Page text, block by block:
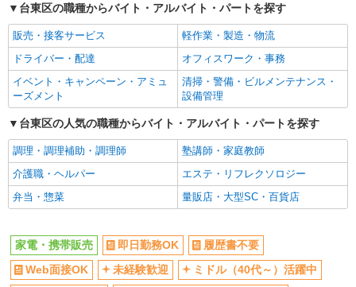
ミドル（40代～）活躍中
英語が活かせる
語学力を活かせる（英語以外）
ボーナス・賞与あり
昇給あり
10時～勤務OK
髪型・髪色自由
ネイルOK
ピアスOK
車通勤OK
バイク通勤OK
交通費支給
社会保険あり
入社祝い金あり
各種手当（家族・役職・インセン
ティブなど）あり
制服貸与
販売・接客サービス
家電・携帯販売
台東区の職種からバイト・アルバイト・パートを探す
販売・接客サービス
軽作業・製造・物流
ドライバー・配達
オフィスワーク・事務
イベント・キャンペーン・アミュ
ーズメント
清掃・警備・ビルメンテナンス・
設備管理
台東区の人気の職種からバイト・アルバイト・パートを探す
調理・調理補助・調理師
塾講師・家庭教師
介護職・ヘルパー
エステ・リフレクソロジー
弁当・惣菜
量販店・大型SC・百貨店
家電・携帯販売 即日勤務OK
履歴書不要
Web面接OK
未経験歓迎
ミドル（40代～）活躍中